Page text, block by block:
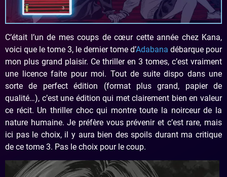
C’était l’un de mes coups de cœur cette année chez Kana,
voici que le tome 3, le dernier tome d’Adabana débarque pour
mon plus grand plaisir. Ce thriller en 3 tomes, c’est vraiment
une licence faite pour moi. Tout de suite dispo dans une
sorte de perfect édition (format plus grand, papier de
qualité…), c’est une édition qui met clairement bien en valeur
ce récit. Un thriller choc qui montre toute la noirceur de la
nature humaine. Je préfère vous prévenir et c’est rare, mais
ici pas le choix, il y aura bien des spoils durant ma critique
de ce tome 3. Pas le choix pour le coup.